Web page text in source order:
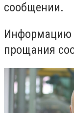
сообщении.
прощания